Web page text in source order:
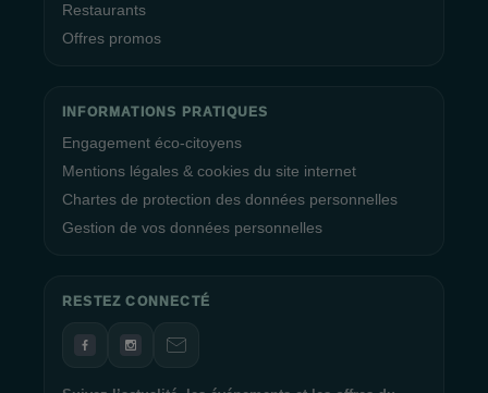
Restaurants
Offres promos
INFORMATIONS PRATIQUES
Engagement éco-citoyens
Mentions légales & cookies du site internet
Chartes de protection des données personnelles
Gestion de vos données personnelles
RESTEZ CONNECTÉ